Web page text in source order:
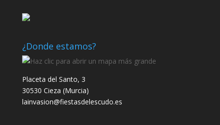
¿Donde estamos?
Placeta del Santo, 3
30530 Cieza (Murcia)
lainvasion@fiestasdelescudo.es